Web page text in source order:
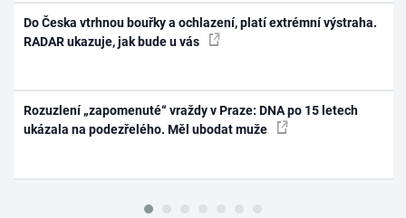
Do Česka vtrhnou bouřky a ochlazení, platí extrémní výstraha.
RADAR ukazuje, jak bude u vás
Rozuzlení „zapomenuté“ vraždy v Praze: DNA po 15 letech
ukázala na podezřelého. Měl ubodat muže